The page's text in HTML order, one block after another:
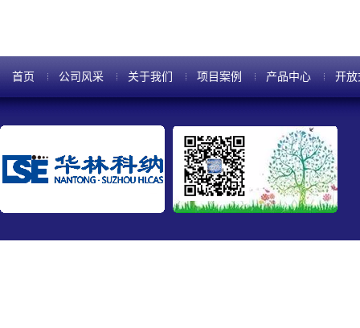
首页 公司风采 关于我们 项目案例 产品中心 开放